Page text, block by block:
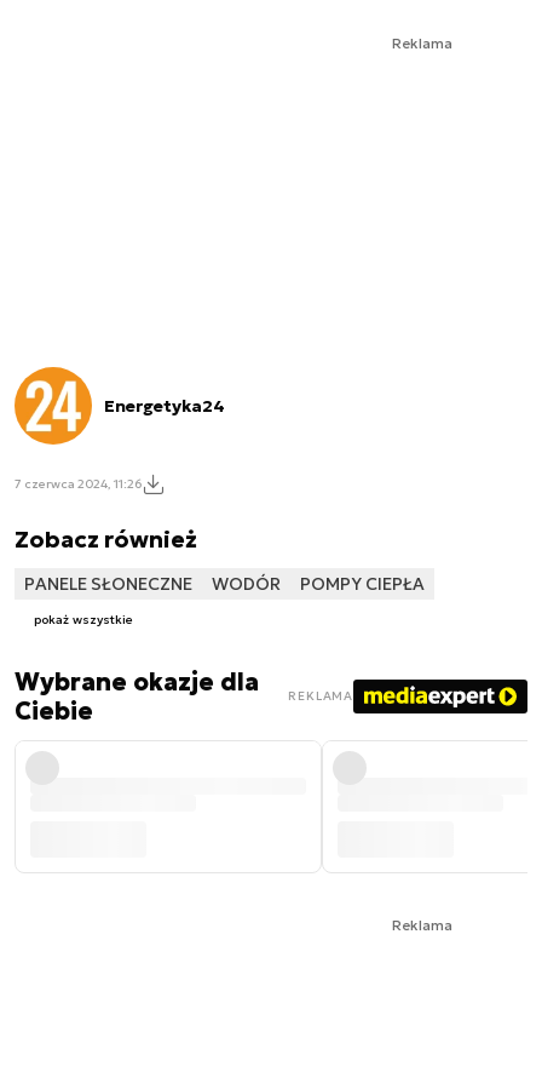
Reklama
Energetyka24
7 czerwca 2024, 11:26
Zobacz również
PANELE SŁONECZNE WODÓR POMPY CIEPŁA
pokaż wszystkie
Wybrane okazje dla
Ciebie
REKLAMA
Reklama